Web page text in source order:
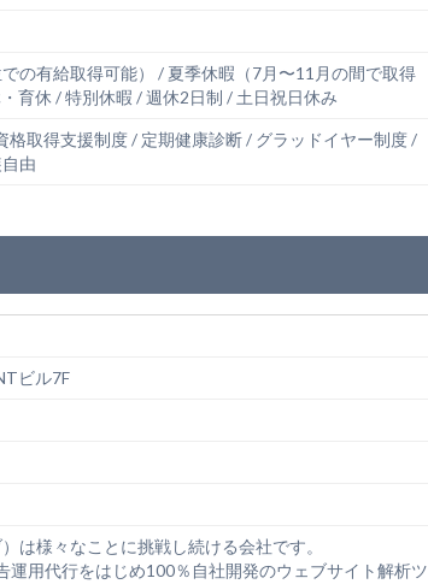
の有給取得可能） / 夏季休暇（7月〜11月の間で取得
育休 / 特別休暇 / 週休2日制 / 土日祝日休み
格取得支援制度 / 定期健康診断 / グラッドイヤー制度 /
由
ビル7F
は様々なことに挑戦し続ける会社です。
運用代行をはじめ100％自社開発のウェブサイト解析ツ